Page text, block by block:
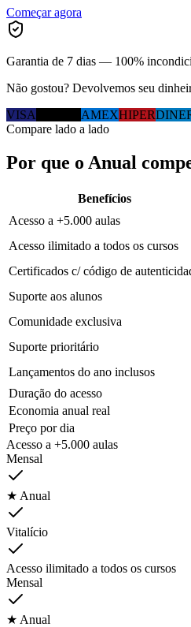
Começar agora
Garantia de 7 dias — 100%
Não gostou? Devolvemos seu
VISA
AMEXHIPER
Compare lado a lado
Por que o Anual
Benefícios
Acesso a +5.000 aulas
Acesso ilimitado a todos os cursos
Certificados c/ código de
Suporte aos alunos
Comunidade exclusiva
Suporte prioritário
Lançamentos do ano inclusos
Duração do acesso
Economia anual real
Preço por dia
Acesso a +5.000 aulas
Mensal
★ Anual
Vitalício
Acesso ilimitado a todos os cursos
Mensal
★ Anual